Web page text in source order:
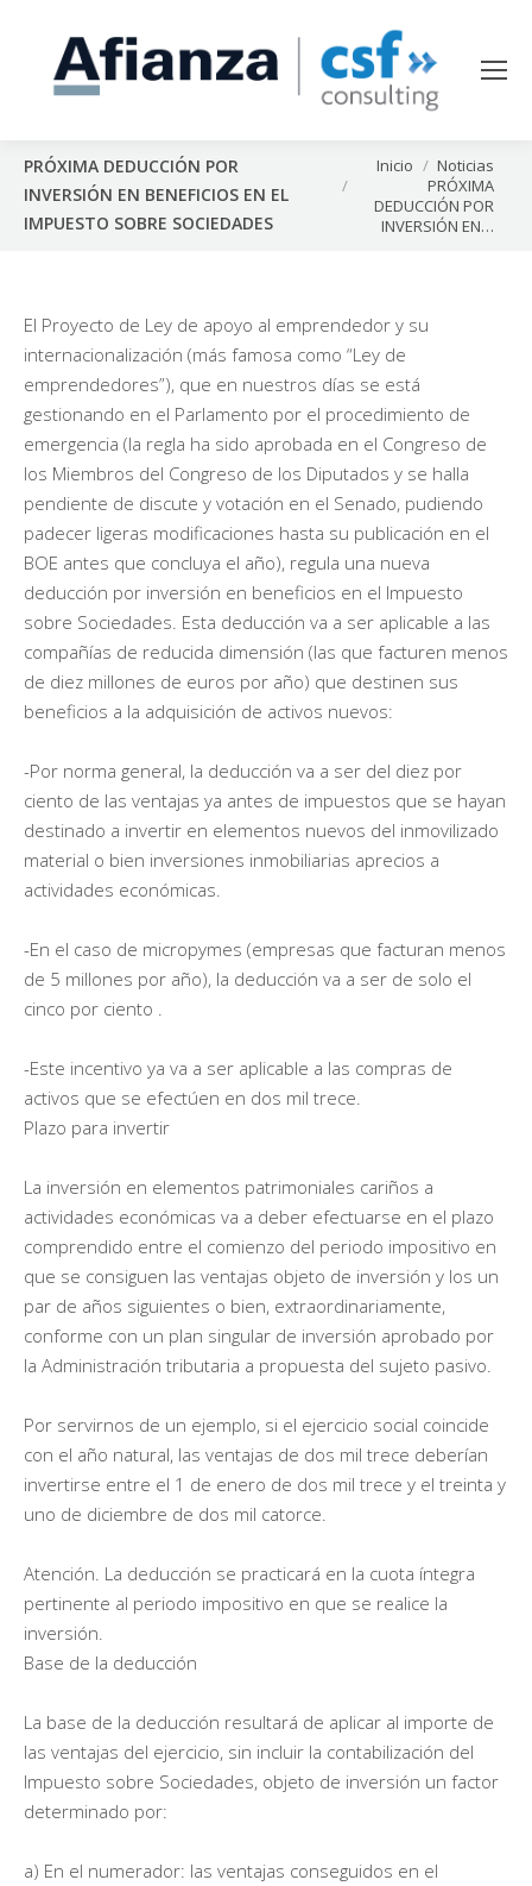
PRÓXIMA DEDUCCIÓN POR
INVERSIÓN EN BENEFICIOS EN EL
IMPUESTO SOBRE SOCIEDADES
Estás aquí:
Inicio
Noticias
PRÓXIMA
DEDUCCIÓN POR
INVERSIÓN EN…
El Proyecto de Ley de apoyo al emprendedor y su
internacionalización (más famosa como “Ley de
emprendedores”), que en nuestros días se está
gestionando en el Parlamento por el procedimiento de
emergencia (la regla ha sido aprobada en el Congreso de
los Miembros del Congreso de los Diputados y se halla
pendiente de discute y votación en el Senado, pudiendo
padecer ligeras modificaciones hasta su publicación en el
BOE antes que concluya el año), regula una nueva
deducción por inversión en beneficios en el Impuesto
sobre Sociedades. Esta deducción va a ser aplicable a las
compañías de reducida dimensión (las que facturen menos
de diez millones de euros por año) que destinen sus
beneficios a la adquisición de activos nuevos:
-Por norma general, la deducción va a ser del diez por
ciento de las ventajas ya antes de impuestos que se hayan
destinado a invertir en elementos nuevos del inmovilizado
material o bien inversiones inmobiliarias aprecios a
actividades económicas.
-En el caso de micropymes (empresas que facturan menos
de 5 millones por año), la deducción va a ser de solo el
cinco por ciento .
-Este incentivo ya va a ser aplicable a las compras de
activos que se efectúen en dos mil trece.
Plazo para invertir
La inversión en elementos patrimoniales cariños a
actividades económicas va a deber efectuarse en el plazo
comprendido entre el comienzo del periodo impositivo en
que se consiguen las ventajas objeto de inversión y los un
par de años siguientes o bien, extraordinariamente,
conforme con un plan singular de inversión aprobado por
la Administración tributaria a propuesta del sujeto pasivo.
Por servirnos de un ejemplo, si el ejercicio social coincide
con el año natural, las ventajas de dos mil trece deberían
invertirse entre el 1 de enero de dos mil trece y el treinta y
uno de diciembre de dos mil catorce.
Atención. La deducción se practicará en la cuota íntegra
pertinente al periodo impositivo en que se realice la
inversión.
Base de la deducción
La base de la deducción resultará de aplicar al importe de
las ventajas del ejercicio, sin incluir la contabilización del
Impuesto sobre Sociedades, objeto de inversión un factor
determinado por:
a) En el numerador: las ventajas conseguidos en el